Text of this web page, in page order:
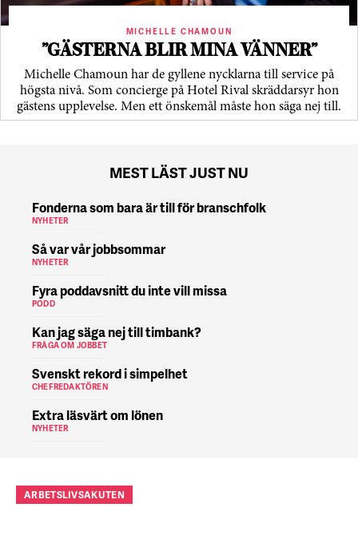
MICHELLE CHAMOUN
”GÄSTERNA BLIR MINA VÄNNER”
Michelle Chamoun har de gyllene nycklarna till service på
högsta nivå. Som concierge på Hotel Rival skräddarsyr hon
gästens upp­levelse. Men ett önskemål måste hon säga nej till.
MEST LÄST JUST NU
Fonderna som bara är till för branschfolk
NYHETER
Så var vår jobbsommar
NYHETER
Fyra poddavsnitt du inte vill missa
PODD
Kan jag säga nej till timbank?
FRÅGA OM JOBBET
Svenskt rekord i simpelhet
CHEFREDAKTÖREN
Extra läsvärt om lönen
NYHETER
ARBETSLIVSAKUTEN